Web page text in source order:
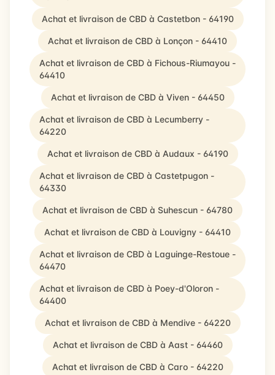
Achat et livraison de CBD à Castetbon - 64190
Achat et livraison de CBD à Lonçon - 64410
Achat et livraison de CBD à Fichous-Riumayou -
64410
Achat et livraison de CBD à Viven - 64450
Achat et livraison de CBD à Lecumberry -
64220
Achat et livraison de CBD à Audaux - 64190
Achat et livraison de CBD à Castetpugon -
64330
Achat et livraison de CBD à Suhescun - 64780
Achat et livraison de CBD à Louvigny - 64410
Achat et livraison de CBD à Laguinge-Restoue -
64470
Achat et livraison de CBD à Poey-d'Oloron -
64400
Achat et livraison de CBD à Mendive - 64220
Achat et livraison de CBD à Aast - 64460
Achat et livraison de CBD à Caro - 64220